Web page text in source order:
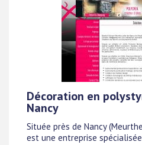
Décoration en
Nancy
Située près de Nancy
est une entreprise